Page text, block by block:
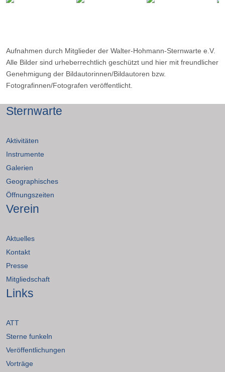
Aufnahmen durch Mitglieder der Walter-Hohmann-Sternwarte e.V.
Alle Bilder sind urheberrechtlich geschützt und hier mit freundlicher
Genehmigung der Bildautorinnen/Bildautoren bzw.
Fotografinnen/Fotografen veröffentlicht.
Sternwarte
Aktivitäten
Instrumente
Galerien
Geographisches
Öffnungszeiten
Verein
Aktuelles
Kontakt
Presse
Mitgliedschaft
Links
ATT
Sterne funkeln
Veröffentlichungen
Vorträge